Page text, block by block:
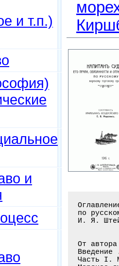
и т.п.)
и
по
И. Я.
От
Часть I.